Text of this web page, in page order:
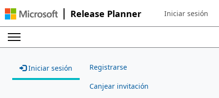
Release Planner Sign in to your
Iniciar sesión
Iniciar sesión Registrarse
Canjear invitación